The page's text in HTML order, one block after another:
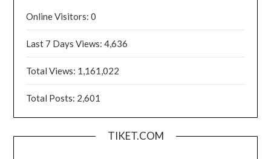
Online Visitors:0
Last 7 Days Views:4,636
Total Views: 1,161,022
Total Posts: 2,601
TIKET.COM